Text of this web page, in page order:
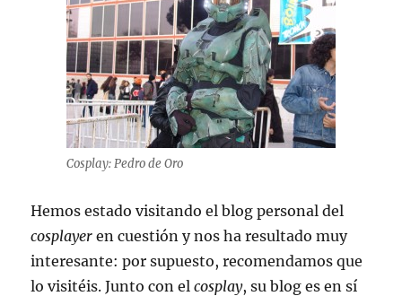
Cosplay: Pedro de Oro
Hemos estado visitando el blog personal del
cosplayer en cuestión y nos ha resultado muy
interesante: por supuesto, recomendamos que
lo visitéis. Junto con elcosplay, su blog es en sí